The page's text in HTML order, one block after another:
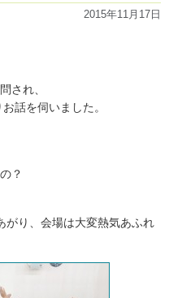
ま
め
2015年11月17日
され、
話を伺いました。
？
がり、会場は大変熱気あふれ